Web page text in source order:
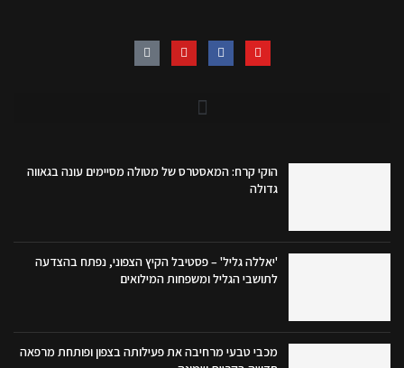
הוקי קרח: המאסטרס של מטולה מסיימים עונה בגאווה
גדולה
'יאללה גליל' – פסטיבל הקיץ הצפוני, נפתח בהצדעה
לתושבי הגליל ומשפחות המילואים
מכבי טבעי מרחיבה את פעילותה בצפון ופותחת מרפאה